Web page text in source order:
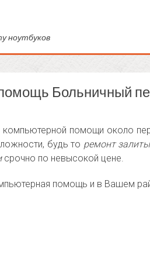
ноутбуков
Больничный
помощи около
будь то ремонт
срочно по невысокой цене.
помощь и в Вашем